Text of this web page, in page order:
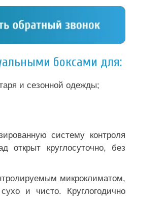
боксами для:
и сезонной одежды;
систему контроля
открыт круглосуточно, без
микроклиматом,
и чисто. Круглогодично